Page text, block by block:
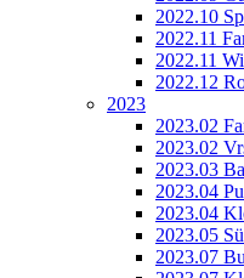
2022.10
2022.11
2022.11
2022.12
2023
2023.02
2023.02
2023.03
2023.04
2023.04
2023.05
2023.07